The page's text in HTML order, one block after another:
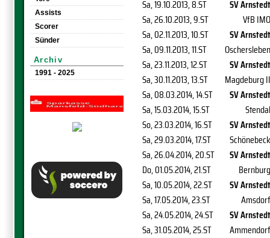
Assists
Scorer
Sünder
Archiv
1991 - 2025
Sa, 19.10.2013, 8.ST
SV Arnstedt
Sa, 26.10.2013, 9.ST
VfB IMO
Sa, 02.11.2013, 10.ST
SV Arnstedt
Sa, 09.11.2013, 11.ST
Oschersleben
Sa, 23.11.2013, 12.ST
SV Arnstedt
Sa, 30.11.2013, 13.ST
Magdeburg II
Sa, 08.03.2014, 14.ST
SV Arnstedt
Sa, 15.03.2014, 15.ST
Stendal
So, 23.03.2014, 16.ST
SV Arnstedt
Sa, 29.03.2014, 17.ST
Schönebeck
Sa, 26.04.2014, 20.ST
SV Arnstedt
Do, 01.05.2014, 21.ST
Bernburg
Sa, 10.05.2014, 22.ST
SV Arnstedt
Sa, 17.05.2014, 23.ST
Amsdorf
Sa, 24.05.2014, 24.ST
SV Arnstedt
Sa, 31.05.2014, 25.ST Ammendorf